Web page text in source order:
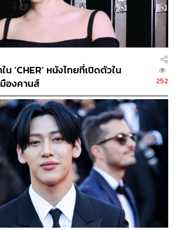
‘CHER’ หนังไทยที่เปิดตัวใน
องคานส์
252